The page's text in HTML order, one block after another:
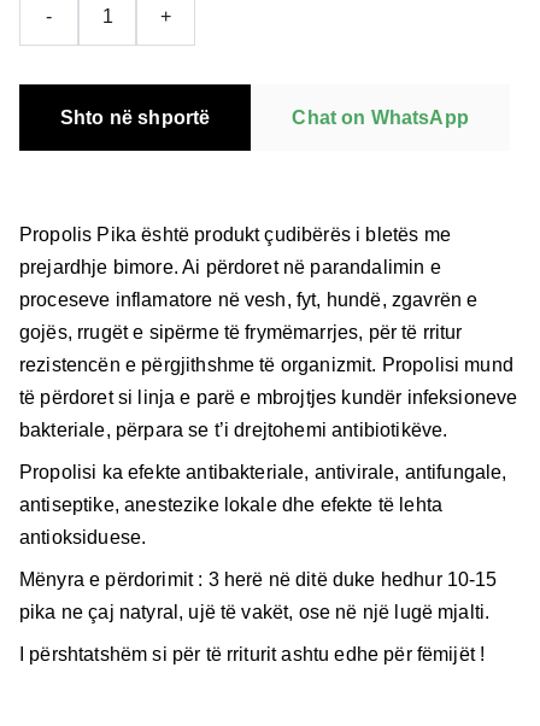
- +
Shto në shportë Chat on WhatsApp
Propolis Pika është produkt çudibërës i bletës me
prejardhje bimore. Ai përdoret në parandalimin e
proceseve inflamatore në vesh, fyt, hundë, zgavrën e
gojës, rrugët e sipërme të frymëmarrjes, për të rritur
rezistencën e përgjithshme të organizmit. Propolisi mund
të përdoret si linja e parë e mbrojtjes kundër infeksioneve
bakteriale, përpara se t’i drejtohemi antibiotikëve.
Propolisi ka efekte antibakteriale, antivirale, antifungale,
antiseptike, anestezike lokale dhe efekte të lehta
antioksiduese.
Mënyra e përdorimit : 3 herë në ditë duke hedhur 10-15
pika ne çaj natyral, ujë të vakët, ose në një lugë mjalti.
I përshtatshëm si për të rriturit ashtu edhe për fëmijët !